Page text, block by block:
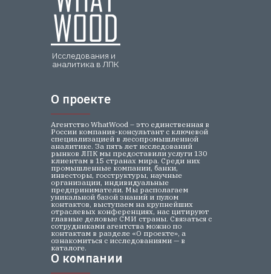
Агентство WhatWood – это единственная в
России компания-консультант с ключевой
специализацией в лесопромышленной
аналитике. За пять лет исследований
рынков ЛПК мы предоставили услуги 130
клиентам в 15 странах мира. Среди них
промышленные компании, банки,
инвесторы, госструктуры, научные
организации, индивидуальные
предприниматели. Мы располагаем
уникальной базой знаний и пулом
контактов, выступаем на крупнейших
отраслевых конференциях, нас цитируют
главные деловые СМИ страны. Связаться с
сотрудниками агентства можно по
контактам в разделе «О проекте», а
ознакомиться с исследованиями — в
каталоге.
Исследования и
аналитика в ЛПК
О проекте
О компании
О проекте
О компании